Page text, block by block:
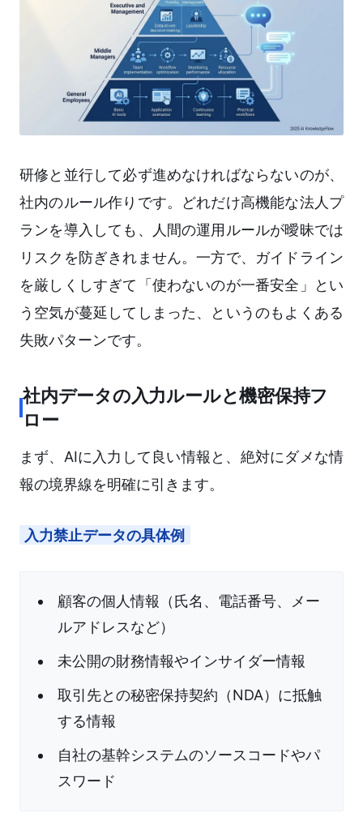
研修と並行して必ず進めなければならないのが、
社内のルール作りです。どれだけ高機能な法人プ
ランを導入しても、人間の運用ルールが曖昧では
リスクを防ぎきれません。一方で、ガイドライン
を厳しくしすぎて「使わないのが一番安全」とい
う空気が蔓延してしまった、というのもよくある
失敗パターンです。
社内データの入力ルールと機密保持フ
ロー
まず、AIに入力して良い情報と、絶対にダメな情
報の境界線を明確に引きます。
入力禁止データの具体例
顧客の個人情報（氏名、電話番号、メー
ルアドレスなど）
未公開の財務情報やインサイダー情報
取引先との秘密保持契約（NDA）に抵触
する情報
自社の基幹システムのソースコードやパ
スワード